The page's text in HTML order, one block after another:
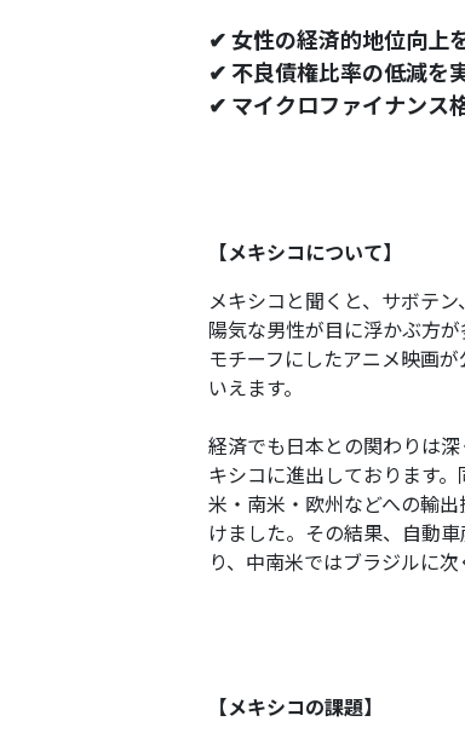
✔ 女性の経済的地位向上
✔ 不良債権比率の低減を
✔ マイクロファイナンス
【メキシコについて】
メキシコと聞くと、サボテ
陽気な男性が目に浮かぶ方
モチーフにしたアニメ映画
いえます。
経済でも日本との関わりは
キシコに進出しております
米・南米・欧州などへの輸
けました。その結果、自動
り、中南米ではブラジルに次
【メキシコの課題】